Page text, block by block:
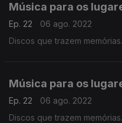
Música para os
Ep. 22
06 ago. 2022
Discos que trazem
Música para os
Ep. 22
06 ago. 2022
Discos que trazem